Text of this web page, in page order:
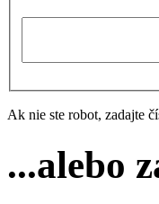
Ak nie ste robot, zadajte
...alebo